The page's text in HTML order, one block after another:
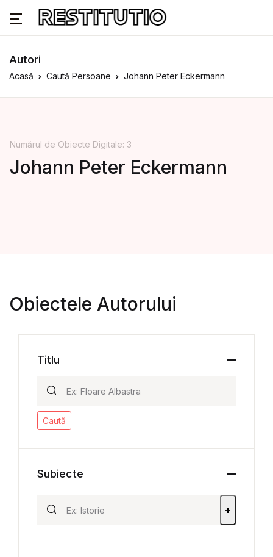
Autori
Acasă Caută Persoane Johann Peter Eckermann
Numărul de Obiecte Digitale: 3
Johann Peter Eckermann
Obiectele Autorului
Titlu
Caută
Subiecte
+